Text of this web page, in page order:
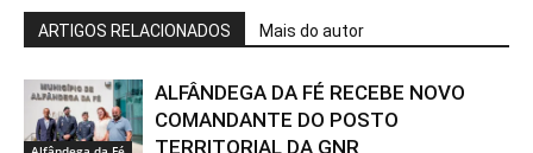
ARTIGOS RELACIONADOS Mais do autor
ALFÂNDEGA DA FÉ RECEBE NOVO
COMANDANTE DO POSTO
TERRITORIAL DA GNR